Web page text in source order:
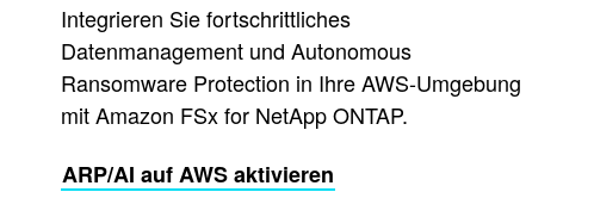
Integrieren Sie fortschrittliches
Datenmanagement und Autonomous
Ransomware Protection in Ihre AWS-Umgebung
mit Amazon FSx for NetApp ONTAP.
ARP/AI auf AWS aktivieren